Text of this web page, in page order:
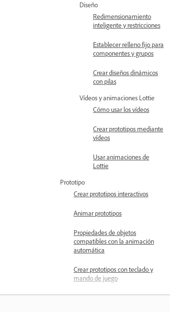
Diseño
Redimensionamiento
inteligente y restricciones
Establecer relleno fijo para
componentes y grupos
Crear diseños dinámicos
con pilas
Vídeos y animaciones Lottie
Cómo usar los vídeos
Crear prototipos mediante
vídeos
Usar animaciones de
Lottie
Prototipo
Crear prototipos interactivos
Animar prototipos
Propiedades de objetos
compatibles con la animación
automática
Crear prototipos con teclado y
mando de juego
Crear prototipos utilizando